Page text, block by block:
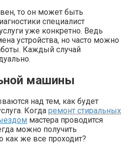
то он может быть
специалист
уже конкретно. Ведь
устройства, но часто можно
Каждый случай
машины
над тем, как будет
Когда ремонт стиральных
мастера проводится
можно получить
как же все проходит?